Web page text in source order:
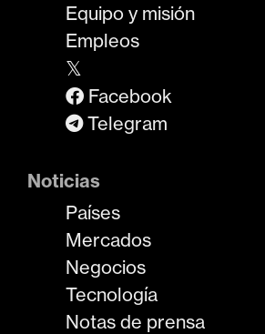
Equipo y misión
Empleos
𝕏
Facebook
Telegram
Noticias
Países
Mercados
Negocios
Tecnología
Notas de prensa